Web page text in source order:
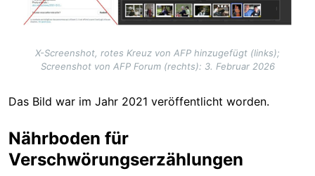
X-Screenshot, rotes Kreuz von AFP hinzugefügt (links);
Screenshot von AFP Forum (rechts): 3. Februar 2026
Das Bild war im Jahr 2021 veröffentlicht worden.
Nährboden für
Verschwörungserzählungen